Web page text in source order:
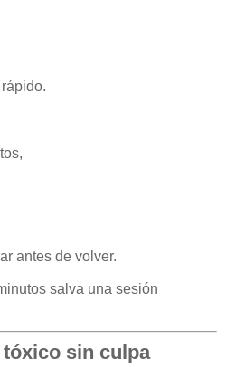
antes de volver.
salva una sesión
sin culpa